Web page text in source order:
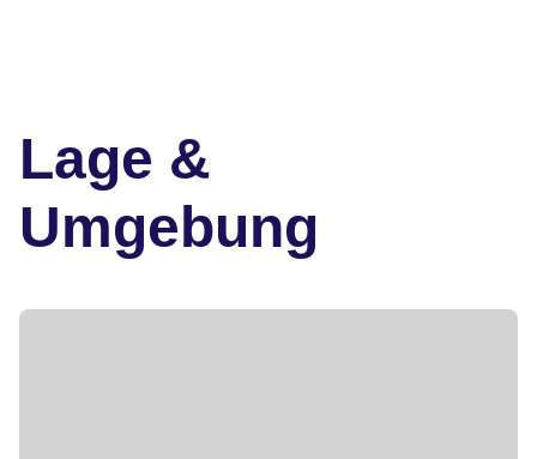
Lage &
Umgebung